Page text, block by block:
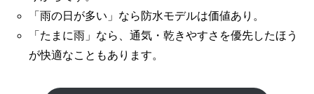
「雨の日が多い」なら防水モデルは価値あり。
「たまに雨」なら、通気・乾きやすさを優先したほう
が快適なこともあります。